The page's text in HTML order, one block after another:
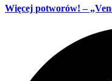
Więcej potworów! –